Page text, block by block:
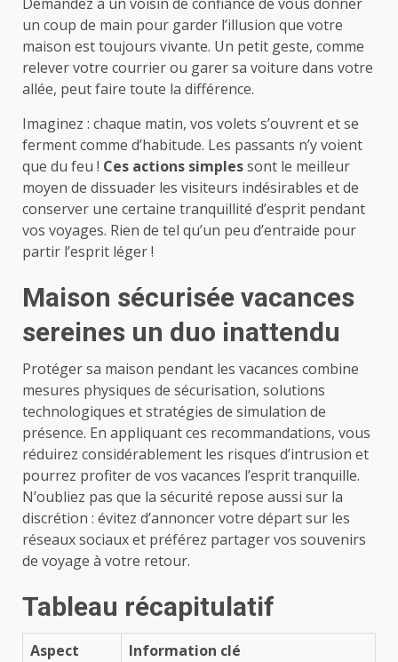
Demandez à un voisin de confiance de vous donner
un coup de main pour garder l’illusion que votre
maison est toujours vivante. Un petit geste, comme
relever votre courrier ou garer sa voiture dans votre
allée, peut faire toute la différence.
Imaginez : chaque matin, vos volets s’ouvrent et se
ferment comme d’habitude. Les passants n’y voient
que du feu ! Ces actions simplessont le meilleur
moyen de dissuader les visiteurs indésirables et de
conserver une certaine tranquillité d’esprit pendant
vos voyages. Rien de tel qu’un peu d’entraide pour
partir l’esprit léger !
Maison sécurisée vacances
sereines un duo inattendu
Protéger sa maison pendant les vacances combine
mesures physiques de sécurisation, solutions
technologiques et stratégies de simulation de
présence. En appliquant ces recommandations, vous
réduirez considérablement les risques d’intrusion et
pourrez profiter de vos vacances l’esprit tranquille.
N’oubliez pas que la sécurité repose aussi sur la
discrétion : évitez d’annoncer votre départ sur les
réseaux sociaux et préférez partager vos souvenirs
de voyage à votre retour.
Tableau récapitulatif
Aspect
Information clé